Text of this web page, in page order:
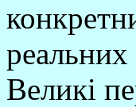
реальних
Великі